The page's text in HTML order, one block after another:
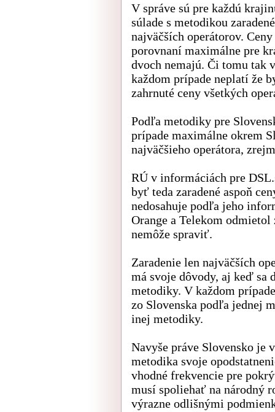
V správe sú pre každú
súlade s metodikou
najväčších operátorov.
porovnaní maximálne pre
dvoch nemajú. Či tomu tak
každom prípade neplatí že
zahrnuté ceny všetkých
Podľa metodiky pre
prípade maximálne okrem
najväčšieho operátora,
RÚ v informáciách pre
byť teda zaradené aspoň
nedosahuje podľa jeho
Orange a Telekom
nemôže spraviť.
Zaradenie len najväčších
má svoje dôvody, aj keď sa
metodiky. V každom
zo Slovenska podľa jednej
inej metodiky.
Navyše práve Slovensko je
metodika svoje
vhodné frekvencie pre
musí spoliehať na národný
výrazne odlišnými